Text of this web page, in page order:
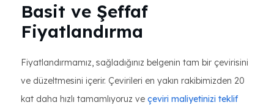
Basit ve Şeffaf
Fiyatlandırma
Fiyatlandırmamız, sağladığınız belgenin tam bir çevirisini
ve düzeltmesini içerir. Çevirileri en yakın rakibimizden 20
kat daha hızlı tamamlıyoruz ve çeviri maliyetinizi teklif